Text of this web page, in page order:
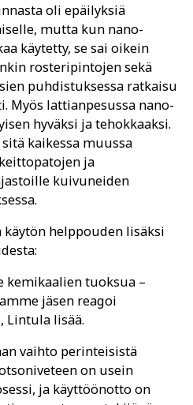
oli epäilyksiä
mutta kun nano-
käytetty, se sai oikein
rosteripintojen sekä
puhdistuksessa ratkaisu
Myös lattianpesussa nano-
hyväksi ja tehokkaaksi.
kaikessa muussa
ja
kuivuneiden
helppouden lisäksi
kemikaalien tuoksua –
jäsen reagoi
Lintula lisää.
vaihto perinteisistä
on usein
ja käyttöönotto on